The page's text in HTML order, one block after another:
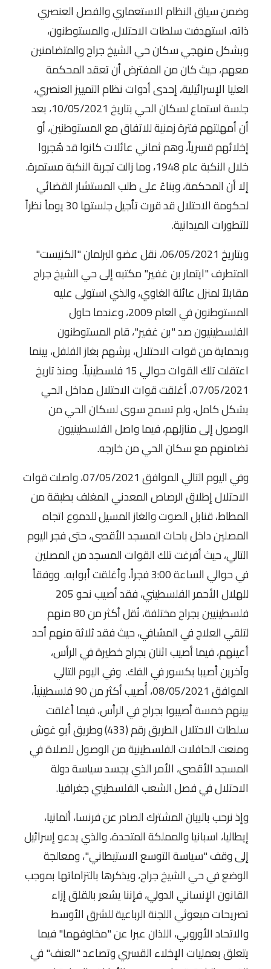
وضمن سياق النظام الاستعماري والفصل العنصري
ذاته، استهدفت سلطات الاحتلال، والمستوطنون،
وبشكل منهجي سكان حي الشيخ جراح والمتضامنين
معهم، حيث كان من المفترض أن تعقد المحكمة
العليا الإسرائيلية، إحدى أدوات نظام التمييز العنصري،
جلسة استماع لسكان الحي بتاريخ 10/05/2021، بعد
أن أمهلتهم فترة زمنية للاتفاق مع المستوطنين، أو
إخلائهم قسرياً، وهم ثماني عائلات كانوا قد هُجروا
خلال النكبة عام 1948، وما زالت تجربة النكبة مستمرة.
إلا أن المحكمة، وبناءً على طلب المستشار القضائي
لحكومة الاحتلال قد قررت تأجيل جلستها 30 يوماً نظراً
للتطورات الميدانية.
وبتاريخ 06/05/2021، نقل عضو البرلمان "الكنيست"
المتطرف "ايتمار بن غفير" مكتبه إلى حي الشيخ جراح
مقابلاً لمنزل عائلة الغاوي، والذي استولى عليه
المستوطنون في العام 2009، وعندما حاول
الفلسطينيون صد "بن غفير"، قام المستوطنون
وبحماية من قوات الاحتلال، برشهم بغاز الفلفل، بينما
اعتقلت تلك القوات حوالي 15 فلسطينياً. ومنذ تاريخ
07/05/2021، أغلقت قوات الاحتلال مداخل الحي
بشكل كامل، ولم تسمح سوى لسكان الحي من
الوصول إلى منازلهم، فيما واصل الفلسطينيون
تضامنهم مع سكان الحي من خارجه.
وفي اليوم التالي الموافق 07/05/2021، واصلت قوات
الاحتلال إطلاق الرصاص المعدني المغلف بطبقة من
المطاط، قنابل الصوت والغاز المسيل للدموع اتجاه
المصلين داخل باحات المسجد الأقصى، حتى فجر اليوم
التالي، حيث أفرغت تلك القوات المسجد من المصلين
في حوالي الساعة 3:00 فجراً، وأغلقت أبوابه. ووفقاً
للهلال الأحمر الفلسطيني، فقد أصيب نحو 205
فلسطينيين بجراح مختلفة، نُقل أكثر من 80 منهم
لتلقي العلاج في المشافي، حيث فقد ثلاثة منهم أحد
أعينهم، فيما أصيب اثنان بجراح خطيرة في الرأس،
وآخرين أصيبا بكسور في الفك. وفي اليوم التالي
الموافق 08/05/2021، أُصيب أكثر من 90 فلسطينياً،
بينهم خمسة أصيبوا بجراح في الرأس، فيما أغلقت
سلطات الاحتلال الطريق رقم (433) وطريق أبو غوش
ومنعت الحافلات الفلسطينية من الوصول للصلاة في
المسجد الأقصى، الأمر الذي يجسد سياسة دولة
الاحتلال في فصل الشعب الفلسطيني جغرافيا.
وإذ نرحب بالبيان المشترك الصادر عن فرنسا، ألمانيا،
إيطاليا، اسبانيا والمملكة المتحدة، والذي يدعو إسرائيل
إلى وقف "سياسة التوسع الاستيطاني"، ومعالجة
الوضع في حي الشيخ جراح، ويذكرها بالتزاماتها بموجب
القانون الإنساني الدولي، فإننا يشعر بالقلق إزاء
تصريحات مبعوثي اللجنة الرباعية للشرق الأوسط
والاتحاد الأوروبي، اللذان عبرا عن "مخاوفهما" فيما
يتعلق بعمليات الإخلاء القسري وتصاعد "العنف" في